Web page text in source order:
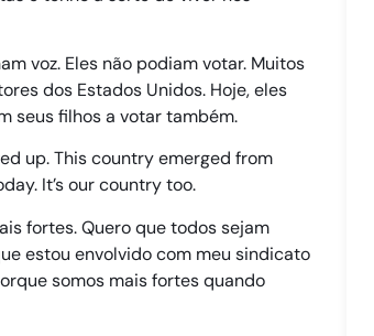
voz. Eles não podiam votar. Muitos
dos Estados Unidos. Hoje, eles
seus filhos a votar também.
up. This country emerged from
It’s our country too.
fortes. Quero que todos sejam
estou envolvido com meu sindicato
somos mais fortes quando